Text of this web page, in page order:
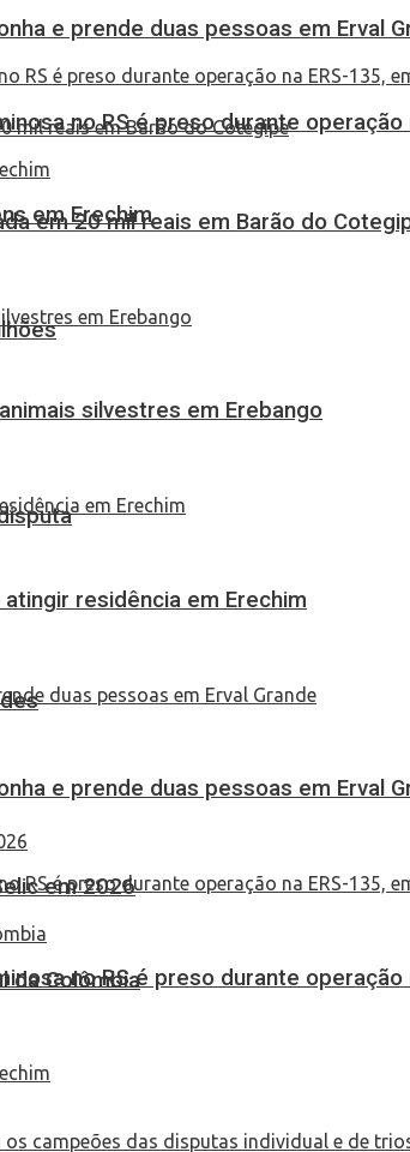
em 20 mil reais em Barão do
silvestres em Erebango
residência em Erechim
e prende duas pessoas em Erval
no RS é preso durante operação
e prende duas pessoas em Erval
no RS é preso durante operação
em Erechim
em 2026
da Colômbia